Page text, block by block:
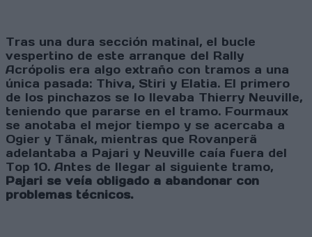
Tras una dura sección matinal, el bucle
vespertino de este arranque del Rally
Acrópolis era algo extraño con tramos a una
única pasada: Thiva, Stiri y Elatia. El primero
de los pinchazos se lo llevaba Thierry Neuville,
teniendo que pararse en el tramo. Fourmaux
se anotaba el mejor tiempo y se acercaba a
Ogier y Tänak, mientras que Rovanperä
adelantaba a Pajari y Neuville caía fuera del
Top 10. Antes de llegar al siguiente tramo,
Pajari se veía obligado a abandonar con
problemas técnicos.